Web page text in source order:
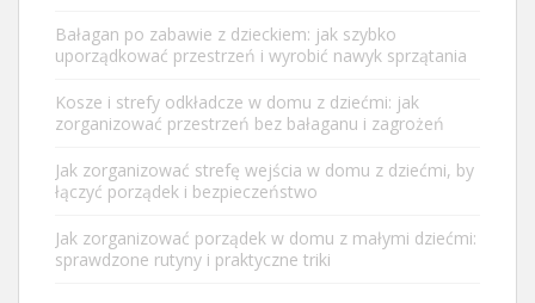
Bałagan po zabawie z dzieckiem: jak szybko
uporządkować przestrzeń i wyrobić nawyk sprzątania
Kosze i strefy odkładcze w domu z dziećmi: jak
zorganizować przestrzeń bez bałaganu i zagrożeń
Jak zorganizować strefę wejścia w domu z dziećmi, by
łączyć porządek i bezpieczeństwo
Jak zorganizować porządek w domu z małymi dziećmi:
sprawdzone rutyny i praktyczne triki